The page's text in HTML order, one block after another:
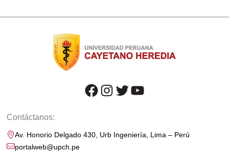
facebook instagram twitter youtube
Contáctanos:
Av. Honorio Delgado 430, Urb Ingeniería, Lima – Perú
portalweb@upch.pe